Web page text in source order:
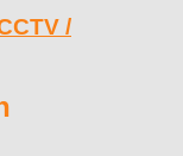
/